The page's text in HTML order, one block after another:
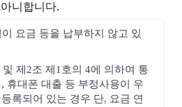
니합니다.
요금 등을 납부하지 않고 있
제2조 제1호의 4에 의하여 통
휴대폰 대출 등 부정사용이 우
록되어 있는 경우 단, 요금 연